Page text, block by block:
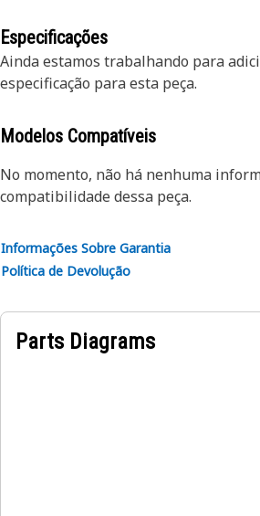
Especificações
Ainda estamos trabalhando para
especificação para esta peça.
Modelos Compatíveis
No momento, não há nenhuma
compatibilidade dessa peça.
Informações Sobre Garantia
Política de Devolução
Parts Diagrams